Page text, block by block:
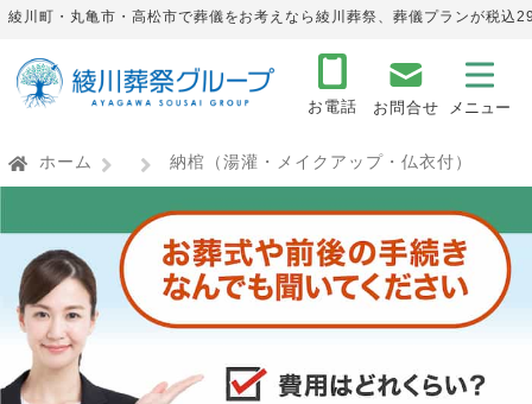
綾川町・丸亀市・高松市で葬儀をお考えなら綾川葬祭、葬儀プランが税
お電話 お問合せ
ホーム 納棺 （湯灌・メイクアップ・仏衣付）